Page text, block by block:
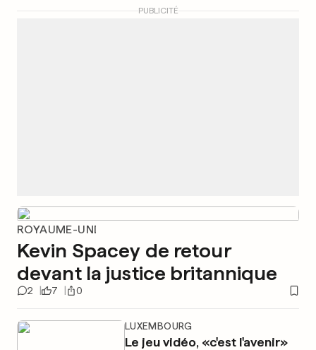
PUBLICITÉ
ROYAUME-UNI
Kevin Spacey de retour
devant la justice britannique
2 7 0
LUXEMBOURG
Le jeu vidéo, «c'est l'avenir»